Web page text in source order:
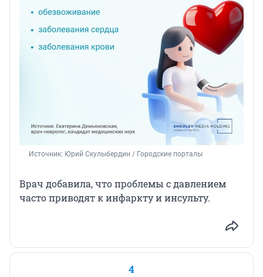
Источник: Юрий Скулыбердин / Городские порталы
Врач добавила, что проблемы с давлением
часто приводят к инфаркту и инсульту.
4